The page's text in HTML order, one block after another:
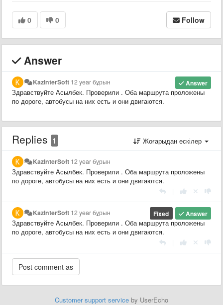
0 0 Follow
Answer
Answer
KazInterSoft 12 year бұрын
Здравствуйте Асылбек. Проверили . Оба маршрута проложены
по дороге, автобусы на них есть и они двигаются.
Replies 1 Жоғарыдан ескілер
KazInterSoft 12 year бұрын
Здравствуйте Асылбек. Проверили . Оба маршрута проложены
по дороге, автобусы на них есть и они двигаются.
Answer
Fixed
KazInterSoft 12 year бұрын
Здравствуйте Асылбек. Проверили . Оба маршрута проложены
по дороге, автобусы на них есть и они двигаются.
Customer support service by UserEcho